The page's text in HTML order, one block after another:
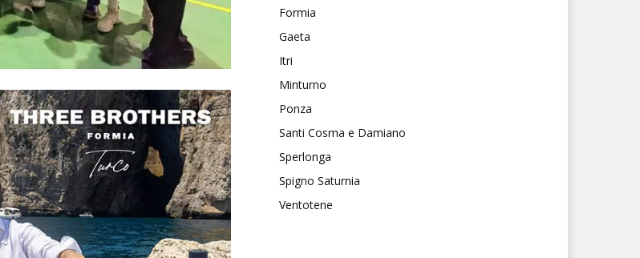
Formia
Gaeta
Itri
Minturno
Ponza
Santi Cosma e Damiano
Sperlonga
Spigno Saturnia
Ventotene